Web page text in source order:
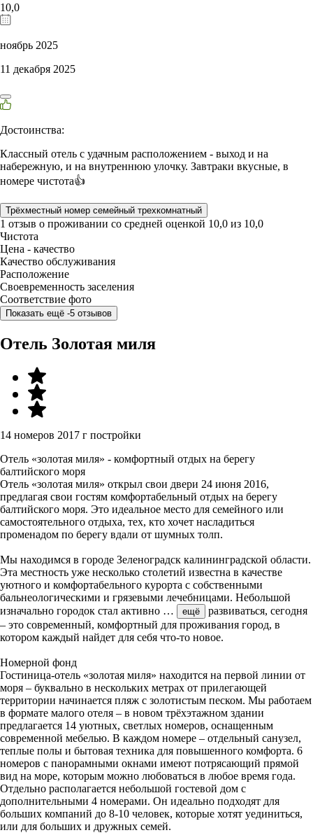
10,0
ноябрь 2025
11 декабря 2025
Достоинства:
Классный отель с удачным расположением - выход и на
набережную, и на внутреннюю улочку. Завтраки вкусные, в
номере чистота👍
Трёхместный номер семейный трехкомнатный
1 отзыв о проживании со средней оценкой 10,0 из 10,0
Чистота
Цена - качество
Качество обслуживания
Расположение
Своевременность заселения
Соответствие фото
Показать ещё -5 отзывов
Отель Золотая миля
14 номеров 2017 г постройки
Отель «золотая миля» - комфортный отдых на берегу
балтийского моря
Отель «золотая миля» открыл свои двери 24 июня 2016,
предлагая свои гостям комфортабельный отдых на берегу
балтийского моря. Это идеальное место для семейного или
самостоятельного отдыха, тех, кто хочет насладиться
променадом по берегу вдали от шумных толп.
Мы находимся в городе Зеленоградск калининградской области.
Эта местность уже несколько столетий известна в качестве
уютного и комфортабельного курорта с собственными
бальнеологическими и грязевыми лечебницами. Небольшой
изначально городок стал активно … ещё
развиваться, сегодня
– это современный, комфортный для проживания город, в
котором каждый найдет для себя что-то новое.
Номерной фонд
Гостиница-отель «золотая миля» находится на первой линии от
моря – буквально в нескольких метрах от прилегающей
территории начинается пляж с золотистым песком. Мы работаем
в формате малого отеля – в новом трёхэтажном здании
предлагается 14 уютных, светлых номеров, оснащенным
современной мебелью. В каждом номере – отдельный санузел,
теплые полы и бытовая техника для повышенного комфорта. 6
номеров с панорамными окнами имеют потрясающий прямой
вид на море, которым можно любоваться в любое время года.
Отдельно располагается небольшой гостевой дом с
дополнительными 4 номерами. Он идеально подходят для
больших компаний до 8-10 человек, которые хотят уединиться,
или для больших и дружных семей.